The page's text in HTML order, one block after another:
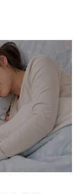
防蟎洗衣
添加
檬酸銀離
成分，在
衣服只需
的洗淨力
淡淡清香
更安心✨ 整體來說，這系列
真的幫我
我可以更
常潔淨🫶